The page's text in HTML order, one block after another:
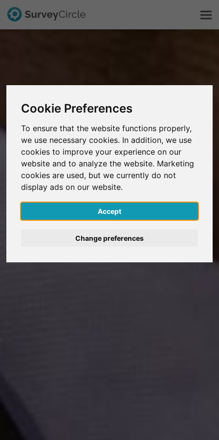
Cookie Preferences
To ensure that the website functions properly,
we use necessary cookies. In addition, we use
cookies to improve your experience on our
website and to analyze the website. Marketing
cookies are used, but we currently do not
display ads on our website.
Accept
Change preferences
Explorar la investigación
FAQ
Regístrate gratis
Iniciar sesión
English
Deutsch
Nederlands